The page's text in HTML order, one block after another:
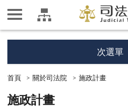
次選單
首頁 關於司法院 施政計畫
施政計畫